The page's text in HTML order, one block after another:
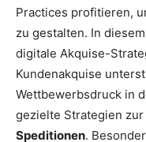
Practices profitieren,
zu gestalten. In
digitale Akquise-
Kundenakquise
Wettbewerbsdruck in
gezielte Strategien zur
Speditionen.